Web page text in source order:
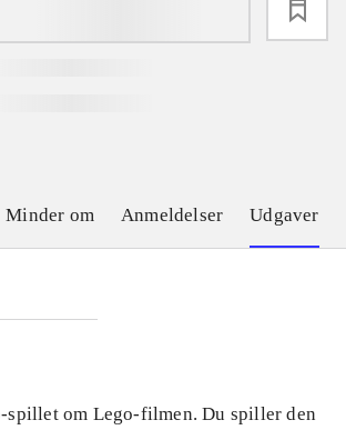
Minder om Anmeldelser Udgaver
om Lego-filmen. Du spiller den